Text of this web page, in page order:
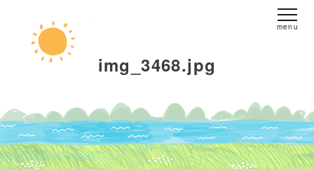
ホーム
スタジオへのアクセス
レッスンについて
スタジオレッスン
img_3468.jpg